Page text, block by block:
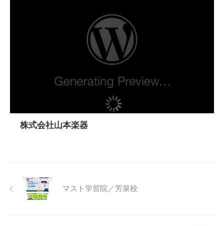
株式会社山本楽器
マスト学習院／芳泉校